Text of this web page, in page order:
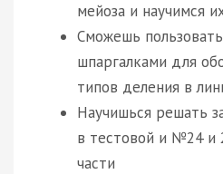
мейоза и научимся
Сможешь
шпаргалками для
типов деления в
Научишься решать
в тестовой и №24 и
части